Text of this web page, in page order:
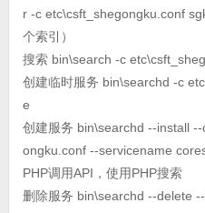
r -c etc\csft_shegongku.conf
个索引）
搜索 bin\search -c
创建临时服务 bin\searchd -c
e
创建服务 bin\searchd --install
ongku.conf --servicename
PHP调用API，使用PHP搜索
删除服务 bin\searchd --delete